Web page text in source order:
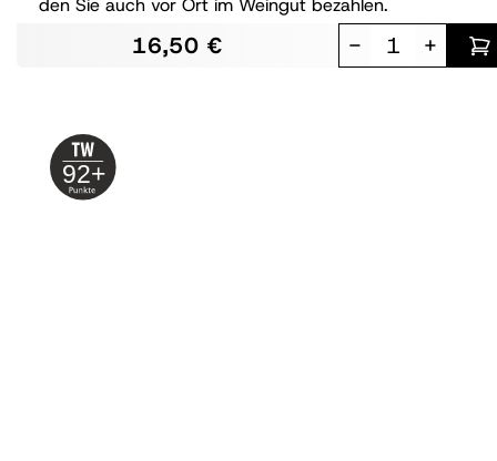
den Sie auch vor Ort im Weingut bezahlen.
16,50 € - +
92+